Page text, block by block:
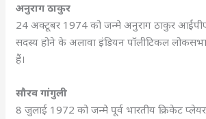
अनुराग ठाकुर
24 अक्टूबर 1974 को जन्मे अनुराग ठाकुर
सदस्य होने के अलावा इंडियन पॉलीटिकल लोकसभा
हैं।
सौरव गांगुली
8 जुलाई 1972 को जन्मे पूर्व भारतीय क्रिकेट